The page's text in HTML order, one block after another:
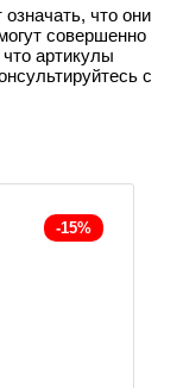
что они
совершенно
артикулы
с
-15%